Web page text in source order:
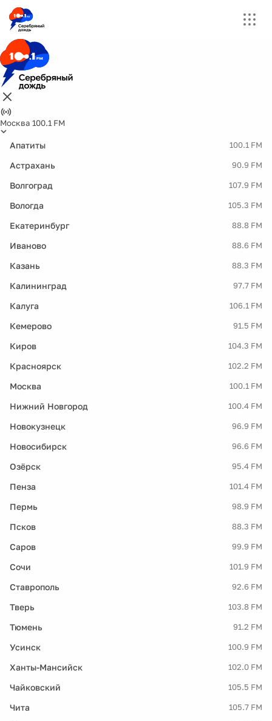
Москва 100.1 FM
Апатиты 100.1 FM
Астрахань 90.9 FM
Волгоград 107.9 FM
Вологда 105.3 FM
Екатеринбург 88.8 FM
Иваново 88.6 FM
Казань 88.3 FM
Калининград 97.7 FM
Калуга 106.1 FM
Кемерово 91.5 FM
Киров 104.3 FM
Красноярск 102.2 FM
Москва 100.1 FM
Нижний Новгород 100.4 FM
Новокузнецк 96.9 FM
Новосибирск 96.6 FM
Озёрск 95.4 FM
Пенза 101.4 FM
Пермь 98.9 FM
Псков 88.3 FM
Саров 99.9 FM
Сочи 101.9 FM
Ставрополь 92.6 FM
Тверь 103.8 FM
Тюмень 91.2 FM
Усинск 100.9 FM
Ханты-Мансийск 102.0 FM
Чайковский 105.5 FM
Чита 105.7 FM